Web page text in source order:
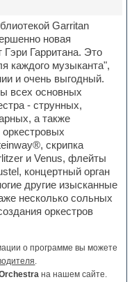
Garritan
новая
Гарритана. Это
каждого музыканта",
и очень выгодный.
всех основных
- струнных,
а также
скрипка
и Venus, флейты
концертный орган
другие изысканные
несколько сольных
оркестров
о программе вы можете
.
на нашем сайте.